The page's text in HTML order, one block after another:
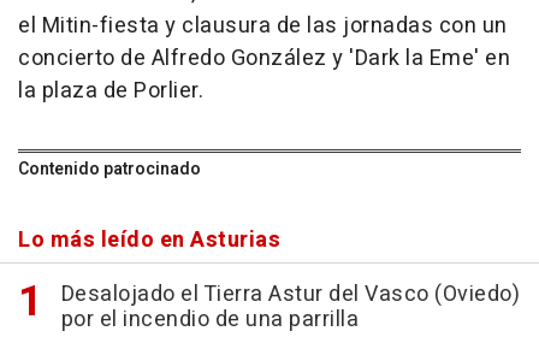
el Mitin-fiesta y clausura de las jornadas con un
concierto de Alfredo González y 'Dark la Eme' en
la plaza de Porlier.
Contenido patrocinado
Lo más leído en Asturias
Desalojado el Tierra Astur del Vasco (Oviedo)
por el incendio de una parrilla